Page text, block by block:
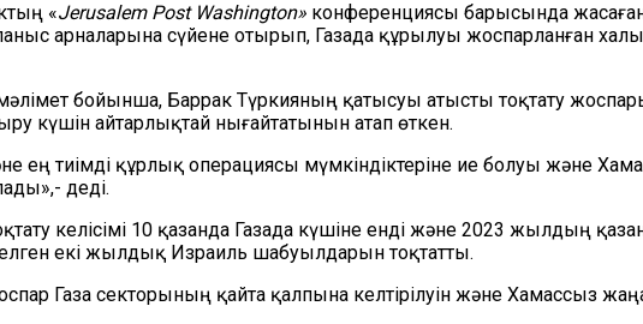
«Jerusalem Post Washington» конференциясы барысында
арналарына сүйене отырып, Газада құрылуы жоспарланған
мәлімет бойынша, Баррак Түркияның қатысуы атысты тоқтату
күшін айтарлықтай нығайтатынын атап өткен.
тиімді құрлық операциясы мүмкіндіктеріне ие болуы және
деді.
келісімі 10 қазанда Газада күшіне енді және 2023 жылдың
екі жылдық Израиль шабуылдарын тоқтатты.
Газа секторының қайта қалпына келтірілуін және Хамассыз